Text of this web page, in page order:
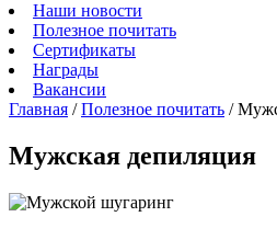
Наши новости
Полезное почитать
Сертификаты
Награды
Вакансии
Главная /Полезное почитать /
Мужская депиляция